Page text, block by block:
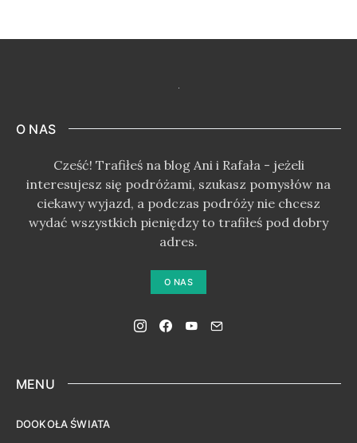
O NAS
Cześć! Trafiłeś na blog Ani i Rafała - jeżeli
interesujesz się podróżami, szukasz pomysłów na
ciekawy wyjazd, a podczas podróży nie chcesz
wydać wszystkich pieniędzy to trafiłeś pod dobry
adres.
O NAS
MENU
DOOKOŁA ŚWIATA